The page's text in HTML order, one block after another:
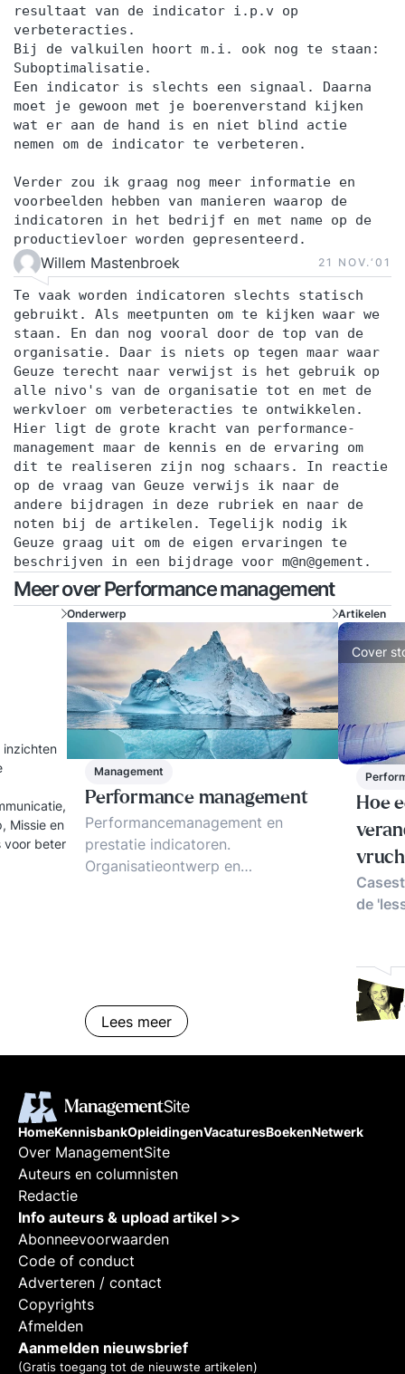
resultaat van de indicator i.p.v op
verbeteracties.
Bij de valkuilen hoort m.i. ook nog te staan:
Suboptimalisatie.
Een indicator is slechts een signaal. Daarna
moet je gewoon met je boerenverstand kijken
wat er aan de hand is en niet blind actie
nemen om de indicator te verbeteren.
Verder zou ik graag nog meer informatie en
voorbeelden hebben van manieren waarop de
indicatoren in het bedrijf en met name op de
productievloer worden gepresenteerd.
Willem Mastenbroek 21 NOV.‘01
Te vaak worden indicatoren slechts statisch
gebruikt. Als meetpunten om te kijken waar we
staan. En dan nog vooral door de top van de
organisatie. Daar is niets op tegen maar waar
Geuze terecht naar verwijst is het gebruik op
alle nivo's van de organisatie tot en met de
werkvloer om verbeteracties te ontwikkelen.
Hier ligt de grote kracht van performance-
management maar de kennis en de ervaring om
dit te realiseren zijn nog schaars. In reactie
op de vraag van Geuze verwijs ik naar de
andere bijdragen in deze rubriek en naar de
noten bij de artikelen. Tegelijk nodig ik
Geuze graag uit om de eigen ervaringen te
beschrijven in een bijdrage voor m@n@gement.
Meer over Performance management
inzichten
Missie en
Onderwerp
Management
Performance management
Performancemanagement en
prestatie indicatoren.
Organisatieontwerp en
Lees meer
Artikelen
Cover
Hoe
de
HomeKennisbankOpleidingenVacaturesBoekenNetwerk
Over ManagementSite
Auteurs en columnisten
Redactie
Info auteurs & upload artikel >>
Abonneevoorwaarden
Code of conduct
Adverteren / contact
Copyrights
Afmelden
Aanmelden nieuwsbrief
(Gratis toegang tot de nieuwste artikelen)